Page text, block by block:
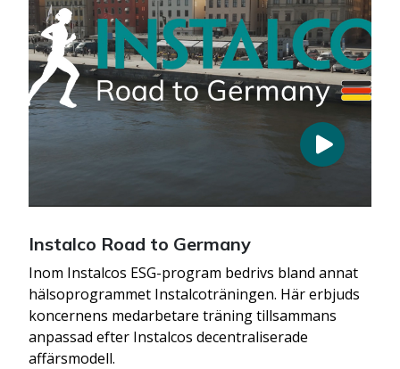
Instalco Road to Germany
Inom Instalcos ESG-program bedrivs bland annat
hälsoprogrammet Instalcoträningen. Här erbjuds
koncernens medarbetare träning tillsammans
anpassad efter Instalcos decentraliserade
affärsmodell.